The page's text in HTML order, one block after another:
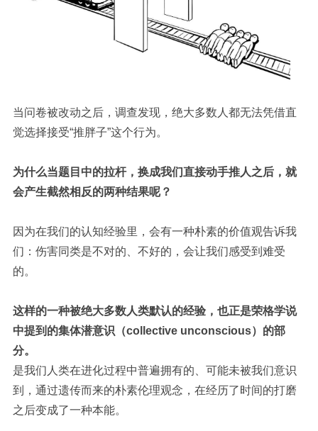
当问卷被改动之后，调查发现，绝大多数人都无法凭借直
觉选择接受“推胖子”这个行为。
为什么当题目中的拉杆，换成我们直接动手推人之后，就
会产生截然相反的两种结果呢？
因为在我们的认知经验里，会有一种朴素的价值观告诉我
们：伤害同类是不对的、不好的，会让我们感受到难受
的。
这样的一种被绝大多数人类默认的经验，也正是荣格学说
中提到的集体潜意识（collective unconscious）的部
分。
是我们人类在进化过程中普遍拥有的、可能未被我们意识
到，通过遗传而来的朴素伦理观念，在经历了时间的打磨
之后变成了一种本能。